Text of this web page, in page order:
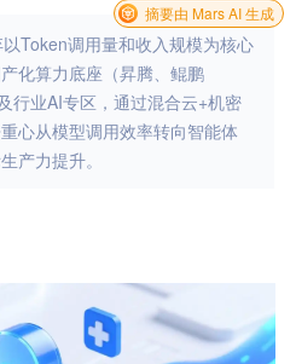
Token调用量和收入规模为核心
化算力底座（昇腾、鲲鹏
行业AI专区，通过混合云+机密
心从模型调用效率转向智能体
产力提升。
摘要由 Mars AI 生成